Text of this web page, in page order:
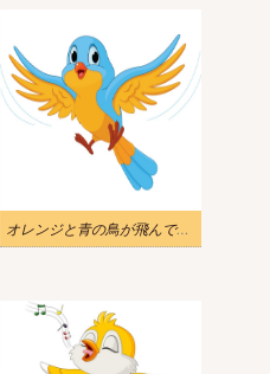
オレンジと青の鳥が飛んでいるイラスト